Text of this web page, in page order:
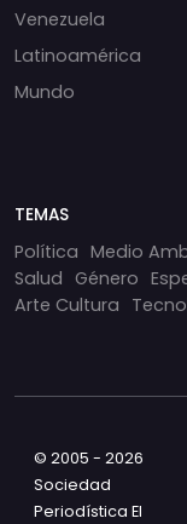
Venezuela
Latinoamérica
Mundo
TEMAS
Política Medio
Salud Género
Arte Cultura
© 2005 - 2026
Sociedad
Periodística El